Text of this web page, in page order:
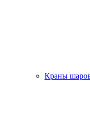
Краны